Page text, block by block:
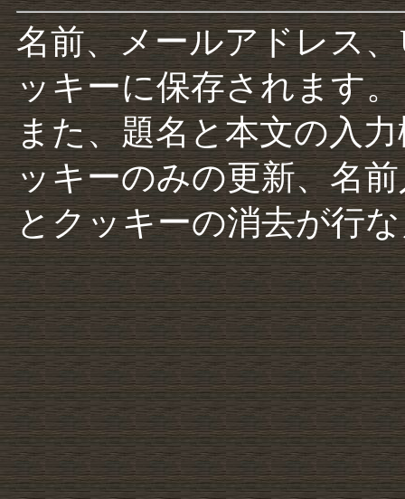
名前、メールアドレス
ッキーに保存されます。
また、題名と本文の入
ッキーのみの更新、名
とクッキーの消去が行